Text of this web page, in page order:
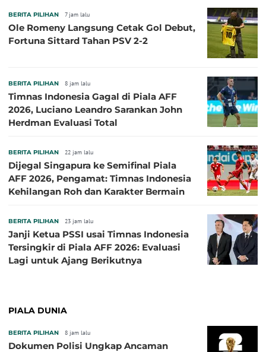
BERITA PILIHAN 7 jam lalu
Ole Romeny Langsung Cetak Gol Debut,
Fortuna Sittard Tahan PSV 2-2
BERITA PILIHAN 8 jam lalu
Timnas Indonesia Gagal di Piala AFF
2026, Luciano Leandro Sarankan John
Herdman Evaluasi Total
BERITA PILIHAN 22 jam lalu
Dijegal Singapura ke Semifinal Piala
AFF 2026, Pengamat: Timnas Indonesia
Kehilangan Roh dan Karakter Bermain
BERITA PILIHAN 23 jam lalu
Janji Ketua PSSI usai Timnas Indonesia
Tersingkir di Piala AFF 2026: Evaluasi
Lagi untuk Ajang Berikutnya
PIALA DUNIA
BERITA PILIHAN 8 jam lalu
Dokumen Polisi Ungkap Ancaman